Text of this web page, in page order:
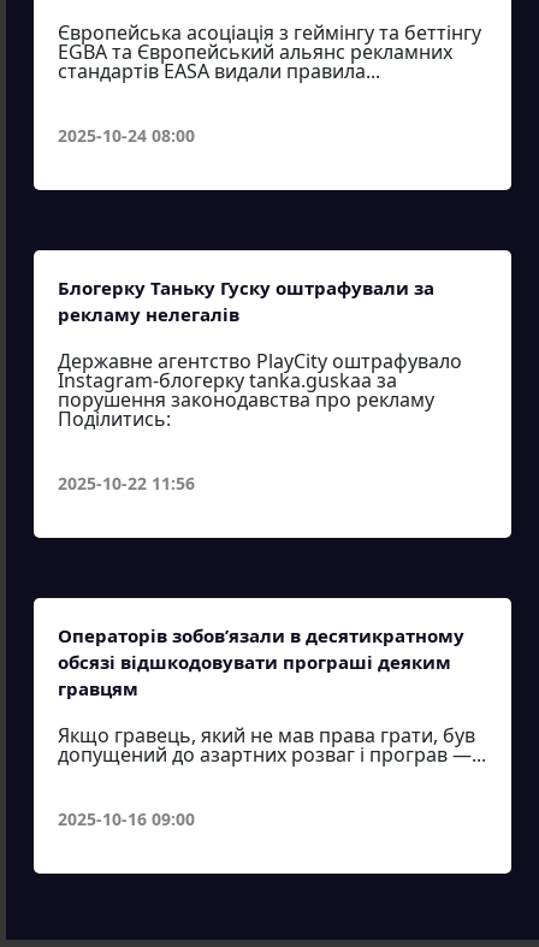
Європейська асоціація з геймінгу та беттінгу
EGBA та Європейський альянс рекламних
стандартів EASA видали правила...
2025-10-24 08:00
Блогерку Таньку Гуску оштрафували за
рекламу нелегалів
Державне агентство PlayCity оштрафувало
Instagram-блогерку tanka.guskaa за
порушення законодавства про рекламу
Поділитись:
2025-10-22 11:56
Операторів зобов’язали в десятикратному
обсязі відшкодовувати програші деяким
гравцям
Якщо гравець, який не мав права грати, був
допущений до азартних розваг і програв —...
2025-10-16 09:00